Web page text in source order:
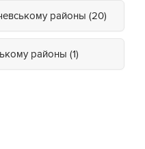
районы (20)
районы (1)